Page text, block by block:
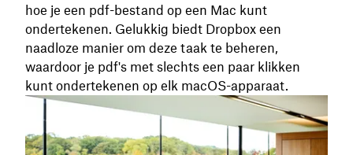
hoe je een pdf-bestand op een Mac kunt
ondertekenen. Gelukkig biedt Dropbox een
naadloze manier om deze taak te beheren,
waardoor je pdf's met slechts een paar klikken
kunt ondertekenen op elk macOS-apparaat.